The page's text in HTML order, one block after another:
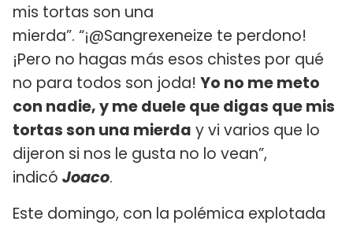
mis tortas son una
mierda”. “¡@Sangrexeneize te perdono!
¡Pero no hagas más esos chistes por qué
no para todos son joda! Yo no me meto
con nadie, y me duele que digas que mis
tortas son una mierda y vi varios que lo
dijeron si nos le gusta no lo vean”,
indicó Joaco.
Este domingo, con la polémica explotada